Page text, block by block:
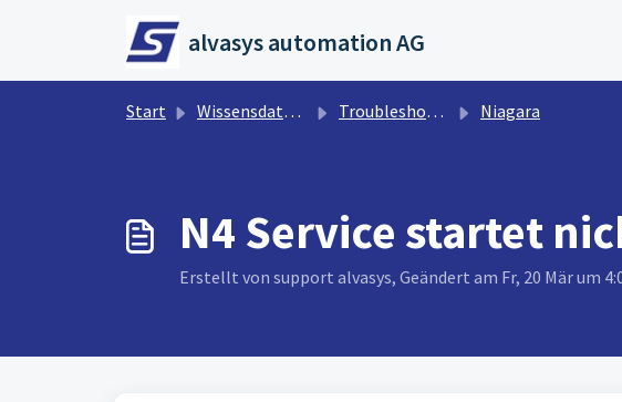
alvasys automation AG
Start Wissensdatenbank Troubleshooting Niagara
N4 Service startet
Erstellt von support alvasys, Geändert am Fr, 20 Mär um